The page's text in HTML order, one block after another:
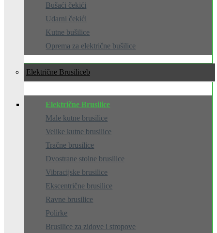
Bušaći čekići
Udarni čekići
Kutne bušilice
Oprema za električne bušilice
Električne Brusilice
Električne Brusilice
Male kutne brusilice
Velike kutne brusilice
Tračne brusilice
Dvostrane stolne brusilice
Vibracijske brusilice
Ekscentrične brusilice
Ravne brusilice
Polirke
Brusilice za zidove i stropove